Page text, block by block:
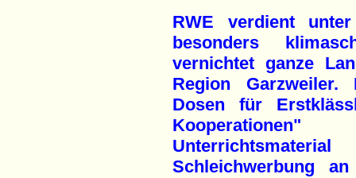
RWE verdient
besonders
vernichtet ganze
Region Garzweiler.
Dosen für
Schleichwerbung